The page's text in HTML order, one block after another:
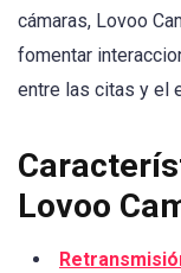
cámaras, Lovoo
fomentar
entre las citas y el
Lovoo